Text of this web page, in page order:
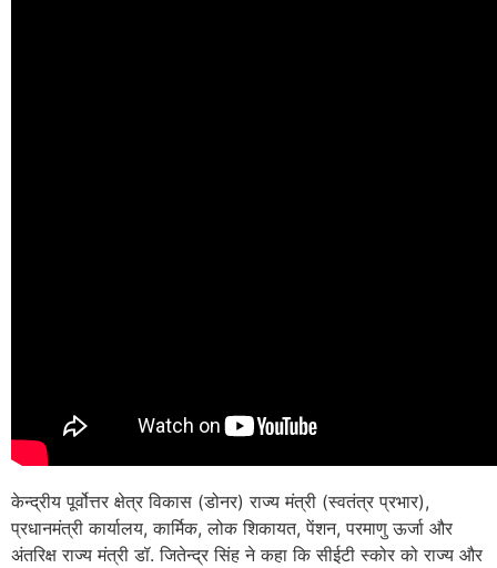
केन्द्रीय पूर्वोत्तर क्षेत्र विकास (डोनर) राज्य मंत्री (स्वतंत्र प्रभार),
प्रधानमंत्री कार्यालय, कार्मिक, लोक शिकायत, पेंशन, परमाणु ऊर्जा और
अंतरिक्ष राज्‍य मंत्री डॉ. जितेन्‍द्र सिंह ने कहा कि सीईटी स्कोर को राज्य और